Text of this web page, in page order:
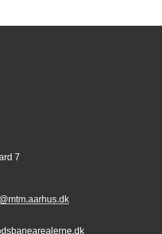
7